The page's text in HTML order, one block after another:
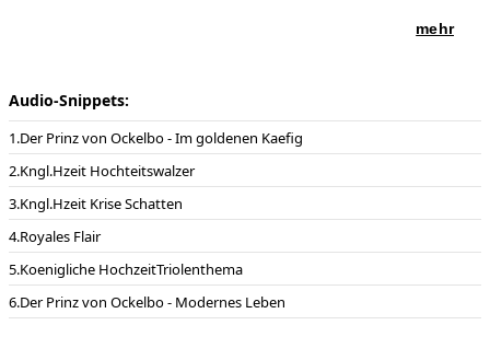
Audio-Snippets:
Der Prinz von Ockelbo - Im goldenen Kaefig
Kngl.Hzeit Hochteitswalzer
Kngl.Hzeit Krise Schatten
Royales Flair
Koenigliche HochzeitTriolenthema
Der Prinz von Ockelbo - Modernes Leben
mehr